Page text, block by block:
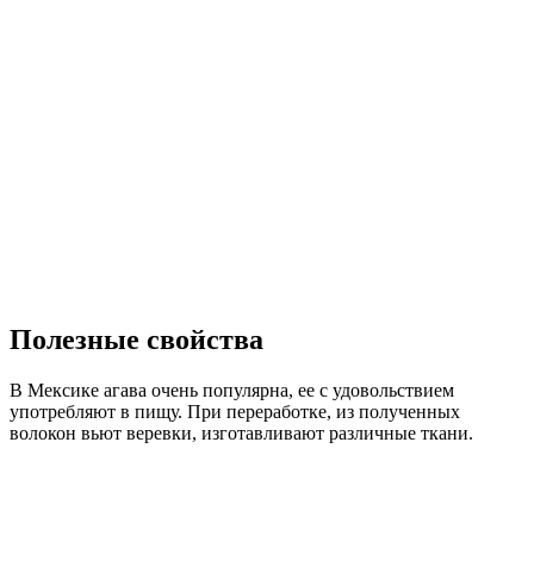
Полезные свойства
В Мексике агава очень популярна, ее с удовольствием
употребляют в пищу. При переработке, из полученных
волокон вьют веревки, изготавливают различные ткани.